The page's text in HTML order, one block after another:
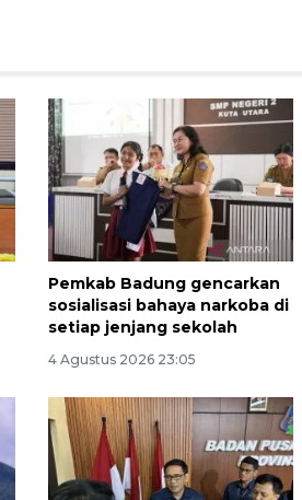
Pemkab Badung gencarkan
sosialisasi bahaya narkoba di
setiap jenjang sekolah
4 Agustus 2026 23:05
4